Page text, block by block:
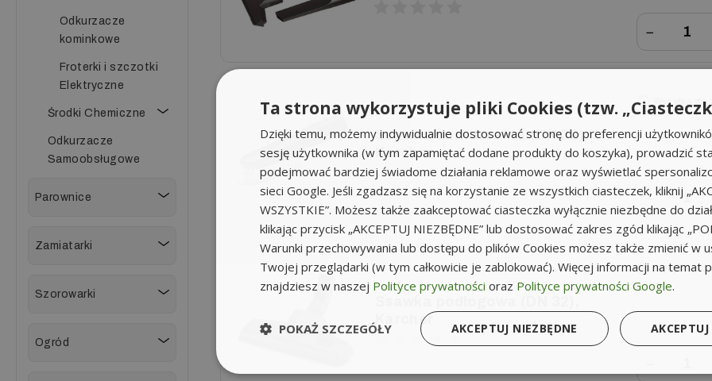
Odkurzacze
kominkowe
Froterki i szczotki
Elektryczne
Środki Chemiczne
Odkurzacze
Samoobsługowe
Parownice
Zamiatarki
Szorowarki
Ogród
−
Ssawka uniwersalna (DN 32),
Karcher
Wysyłka do
−
Karcher
Wysyłka do
Ta strona wykorzystuje pliki Cookies (tzw.
Dzięki temu, możemy indywidualnie dostosować stronę do preferencji
sesję użytkownika (w tym zapamiętać dodane produkty do koszyka), prowadzić
podejmować bardziej świadome działania reklamowe oraz wyświetlać
sieci Google. Jeśli zgadzasz się na korzystanie ze wszystkich ciasteczek, kliknij
WSZYSTKIE”. Możesz także zaakceptować ciasteczka wyłącznie niezbędne do
klikając przycisk „AKCEPTUJ NIEZBĘDNE” lub dostosować zakres zgód klikając
Warunki przechowywania lub dostępu do plików Cookies możesz także zmienić w
Twojej przeglądarki (w tym całkowicie je zablokować). Więcej informacji na temat
znajdziesz w naszej Polityce prywatności oraz Polityce prywatności Google.
AKCEPTUJ NIEZBĘDNE
POKAŻ SZCZEGÓŁY